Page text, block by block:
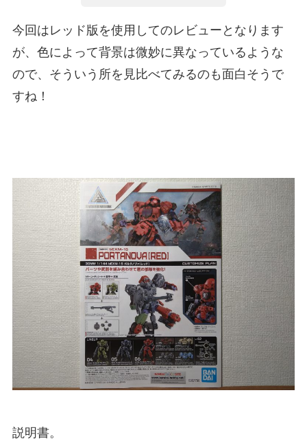
今回はレッド版を使用してのレビューとなります
が、色によって背景は微妙に異なっているような
ので、そういう所を見比べてみるのも面白そうで
すね！
説明書。